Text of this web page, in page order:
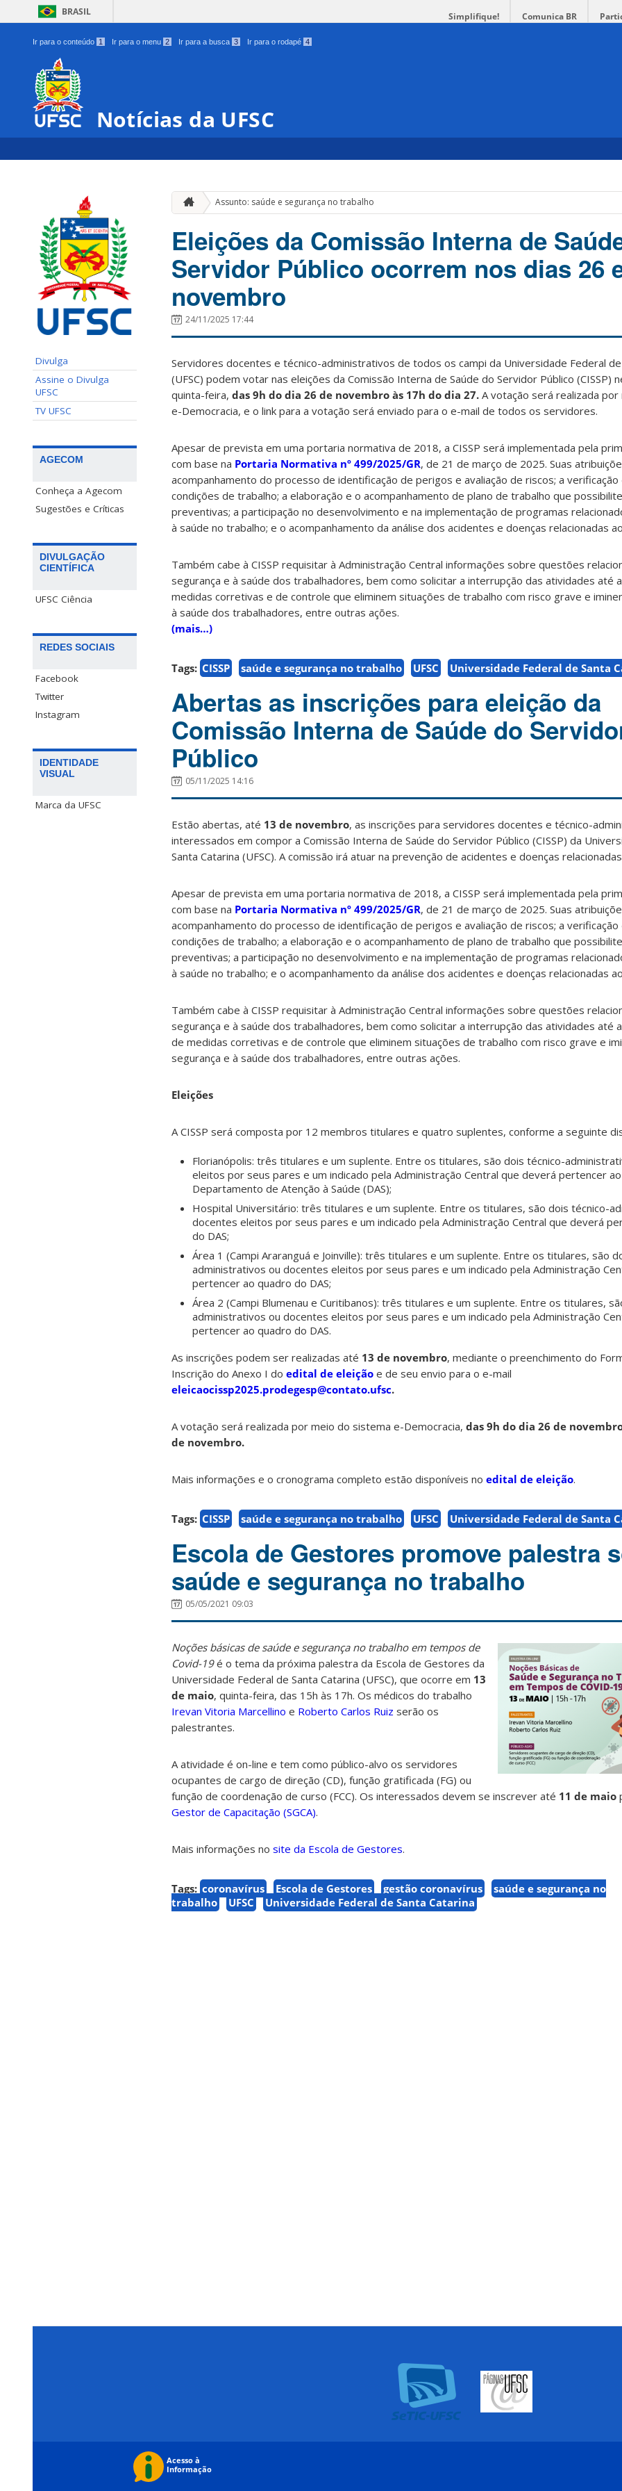
BRASIL Simplifique! Comunica BR
Ir para o conteúdo 1 Ir para o menu 2 Ir para a busca 3 Ir para o rodapé 4
Notícias da UFSC
Divulga
Assine o Divulga
UFSC
TV UFSC
AGECOM
Conheça a Agecom
Sugestões e Críticas
DIVULGAÇÃO
CIENTÍFICA
UFSC Ciência
REDES SOCIAIS
Facebook
Twitter
Instagram
IDENTIDADE
VISUAL
Marca da UFSC
Assunto: saúde e segurança no trabalho
Eleições da Comissão Interna de
Servidor Público ocorrem nos dias 26
novembro
24/11/2025 17:44
Servidores docentes e técnico-administrativos de todos os campi da Universidade Federal de
(UFSC) podem votar nas eleições da Comissão Interna de Saúde do Servidor Público (CISSP)
quinta-feira, das 9h do dia 26 de novembro às 17h do dia 27. A votação será realizada
e-Democracia, e o link para a votação será enviado para o e-mail de todos os servidores.
Apesar de prevista em uma portaria normativa de 2018, a CISSP será implementada pela
com base na Portaria Normativa nº 499/2025/GR, de 21 de março de 2025. Suas
acompanhamento do processo de identificação de perigos e avaliação de riscos; a
condições de trabalho; a elaboração e o acompanhamento de plano de trabalho que
preventivas; a participação no desenvolvimento e na implementação de programas
à saúde no trabalho; e o acompanhamento da análise dos acidentes e doenças relacionadas
Também cabe à CISSP requisitar à Administração Central informações sobre questões
segurança e à saúde dos trabalhadores, bem como solicitar a interrupção das atividades até
medidas corretivas e de controle que eliminem situações de trabalho com risco grave e
à saúde dos trabalhadores, entre outras ações.
(mais…)
Tags: CISSP saúde e segurança no trabalho UFSC Universidade Federal de Santa
Abertas as inscrições para eleição da
Comissão Interna de Saúde do
Público
05/11/2025 14:16
Estão abertas, até 13 de novembro, as inscrições para servidores docentes e técnico-
interessados em compor a Comissão Interna de Saúde do Servidor Público (CISSP) da
Santa Catarina (UFSC). A comissão irá atuar na prevenção de acidentes e doenças
Apesar de prevista em uma portaria normativa de 2018, a CISSP será implementada pela
com base na Portaria Normativa nº 499/2025/GR, de 21 de março de 2025. Suas
acompanhamento do processo de identificação de perigos e avaliação de riscos; a
condições de trabalho; a elaboração e o acompanhamento de plano de trabalho que
preventivas; a participação no desenvolvimento e na implementação de programas
à saúde no trabalho; e o acompanhamento da análise dos acidentes e doenças relacionadas
Também cabe à CISSP requisitar à Administração Central informações sobre questões
segurança e à saúde dos trabalhadores, bem como solicitar a interrupção das atividades até
de medidas corretivas e de controle que eliminem situações de trabalho com risco grave e
segurança e à saúde dos trabalhadores, entre outras ações.
Eleições
A CISSP será composta por 12 membros titulares e quatro suplentes, conforme a seguinte
Florianópolis: três titulares e um suplente. Entre os titulares, são dois técnico-
eleitos por seus pares e um indicado pela Administração Central que deverá pertencer
Departamento de Atenção à Saúde (DAS);
Hospital Universitário: três titulares e um suplente. Entre os titulares, são dois técnico-
docentes eleitos por seus pares e um indicado pela Administração Central que deverá
do DAS;
Área 1 (Campi Araranguá e Joinville): três titulares e um suplente. Entre os titulares, são
administrativos ou docentes eleitos por seus pares e um indicado pela Administração
pertencer ao quadro do DAS;
Área 2 (Campi Blumenau e Curitibanos): três titulares e um suplente. Entre os titulares,
administrativos ou docentes eleitos por seus pares e um indicado pela Administração
pertencer ao quadro do DAS.
As inscrições podem ser realizadas até 13 de novembro, mediante o preenchimento do
Inscrição do Anexo I do edital de eleição e de seu envio para o e-mail
eleicaocissp2025.prodegesp@contato.ufsc.
A votação será realizada por meio do sistema e-Democracia, das 9h do dia 26 de
de novembro.
Mais informações e o cronograma completo estão disponíveis no edital de eleição.
Tags: CISSP saúde e segurança no trabalho UFSC Universidade Federal de Santa
Escola de Gestores promove palestra
saúde e segurança no trabalho
05/05/2021 09:03
Noções básicas de saúde e segurança no trabalho em tempos de
Covid-19é o tema da próxima palestra da Escola de Gestores da
Universidade Federal de Santa Catarina (UFSC), que ocorre em 13
de maio, quinta-feira, das 15h às 17h. Os médicos do trabalho
Irevan Vitoria Marcellino e Roberto Carlos Ruiz serão os
palestrantes.
A atividade é on-line e tem como público-alvo os servidores
ocupantes de cargo de direção (CD), função gratificada (FG) ou
função de coordenação de curso (FCC). Os interessados devem se inscrever até 11 de maio
Gestor de Capacitação (SGCA).
Mais informações no site da Escola de Gestores.
Tags: coronavírus Escola de Gestores gestão coronavírus
saúde e segurança no
trabalho
UFSC Universidade Federal de Santa Catarina